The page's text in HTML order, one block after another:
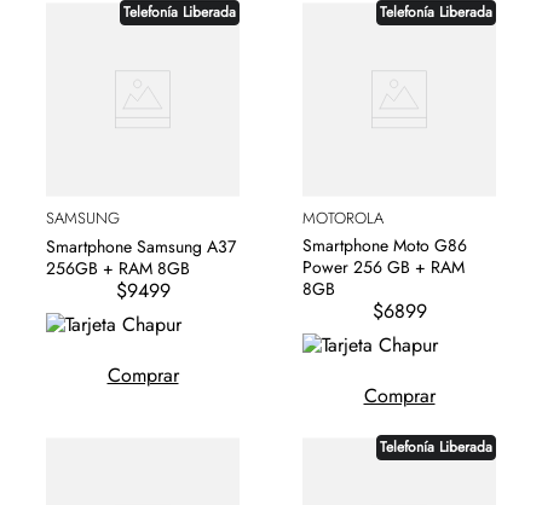
Telefonía Liberada
SAMSUNG
Smartphone Samsung A37
256GB + RAM 8GB
$9499
Comprar
Telefonía Liberada
MOTOROLA
Smartphone Moto G86
Power 256 GB + RAM
8GB
$6899
Comprar
Telefonía Liberada